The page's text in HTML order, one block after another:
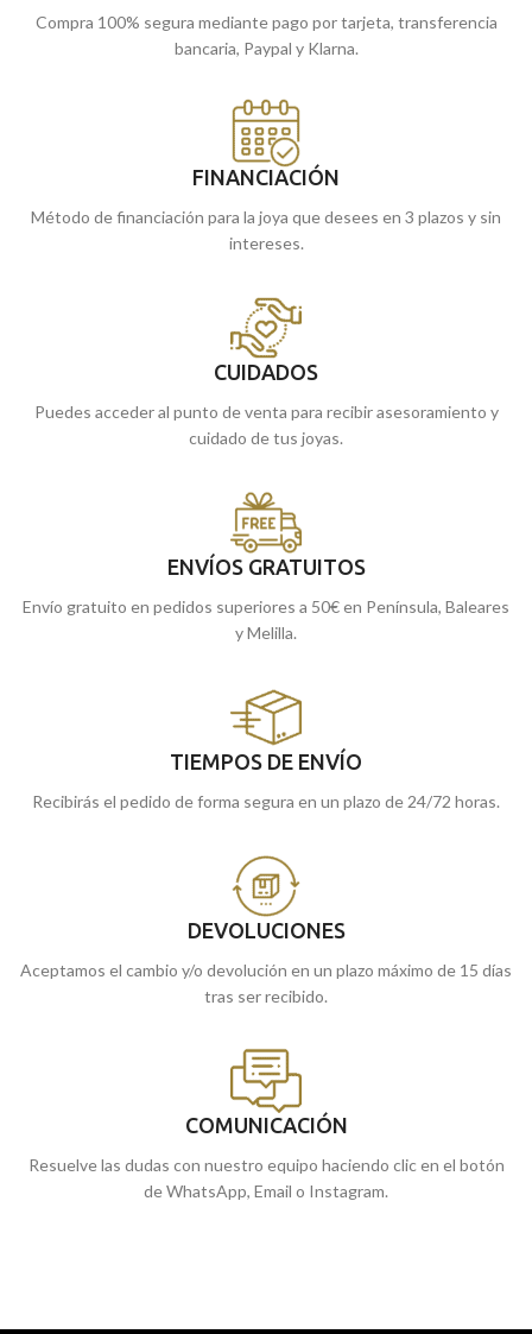
Compra 100% segura mediante pago por tarjeta, transferencia
bancaria, Paypal y Klarna.
FINANCIACIÓN
Método de financiación para la joya que desees en 3 plazos y sin
intereses.
CUIDADOS
Puedes acceder al punto de venta para recibir asesoramiento y
cuidado de tus joyas.
ENVÍOS GRATUITOS
Envío gratuito en pedidos superiores a 50€ en Península, Baleares
y Melilla.
TIEMPOS DE ENVÍO
Recibirás el pedido de forma segura en un plazo de 24/72 horas.
DEVOLUCIONES
Aceptamos el cambio y/o devolución en un plazo máximo de 15 días
tras ser recibido.
COMUNICACIÓN
Resuelve las dudas con nuestro equipo haciendo clic en el botón
de WhatsApp, Email o Instagram.